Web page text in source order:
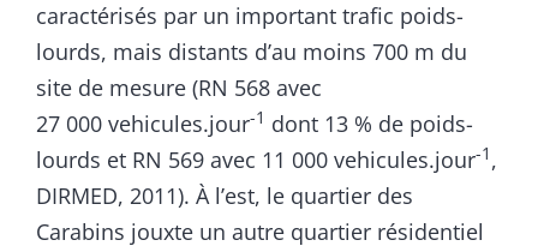
caractérisés par un important trafic poids-
lourds, mais distants d’au moins 700 m du
site de mesure (RN 568 avec
27 000 vehicules.jour-1 dont 13 % de poids-
lourds et RN 569 avec 11 000 vehicules.jour-1 ,
DIRMED, 2011). À l’est, le quartier des
Carabins jouxte un autre quartier résidentiel